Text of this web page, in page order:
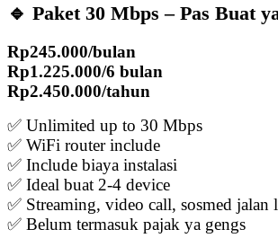
🔹 Paket 30 Mbps – Pas Buat
Rp245.000/bulan
Rp1.225.000/6 bulan
Rp2.450.000/tahun
✅ Unlimited up to 30 Mbps
✅ WiFi router include
✅ Include biaya instalasi
✅ Ideal buat 2-4 device
✅ Streaming, video call, sosmed jalan
✅ Belum termasuk pajak ya gengs